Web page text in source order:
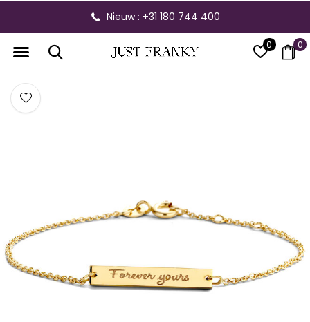
0 0
Nieuw : +31 180 744 400